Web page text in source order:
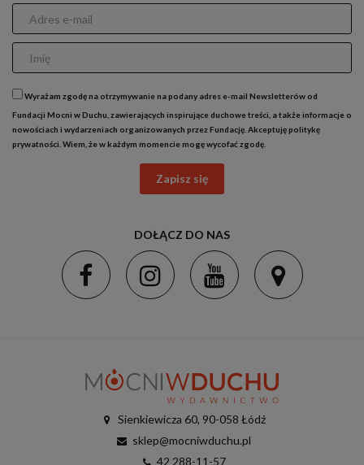
Wyrażam zgodę na otrzymywanie na podany adres e-mail Newsletterów od
Fundacji Mocni w Duchu, zawierających inspirujące duchowe treści, a także informacje o
nowościach i wydarzeniach organizowanych przez Fundację. Akceptujępolitykę
prywatności . Wiem, że w każdym momencie mogę wycofać zgodę.
Zapisz się
DOŁĄCZ DO NAS
Sienkiewicza 60, 90-058 Łódź
sklep@mocniwduchu.pl
42 288-11-57